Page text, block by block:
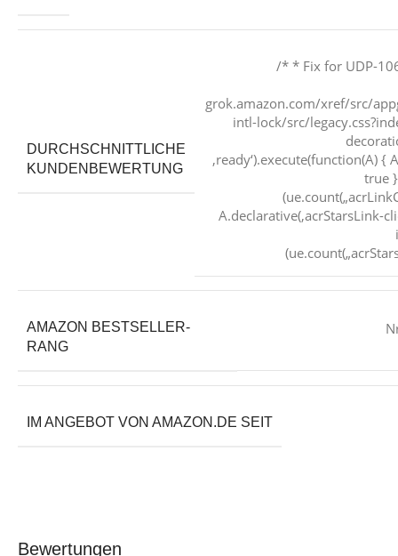
DURCHSCHNITTLICHE
KUNDENBEWERTUNG
/* * Fix for UDP-
grok.amazon.com/xref/src/
intl-lock/src/
‚ready‘).execute(function(A) {
true
A.declarative(‚acrStarsLink-
AMAZON BESTSELLER-
RANG
IM ANGEBOT VON AMAZON.DE SEIT
Bewertungen